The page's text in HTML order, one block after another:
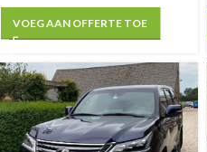
VOEG AAN OFFERTE TOE